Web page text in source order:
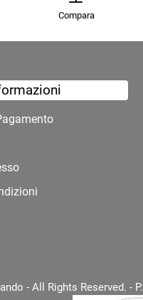
Compara
- All Rights Reserved. -